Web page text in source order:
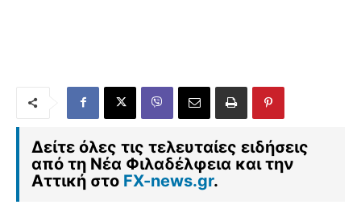
Δείτε όλες τις τελευταίες ειδήσεις
από τη Νέα Φιλαδέλφεια και την
Αττική στο FX-news.gr.